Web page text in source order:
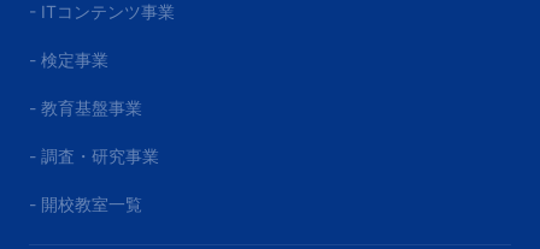
- ITコンテンツ事業
- 検定事業
- 教育基盤事業
- 調査・研究事業
- 開校教室一覧